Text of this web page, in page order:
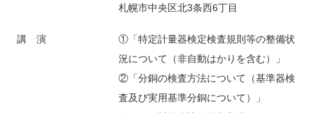
札幌市中央区北3条西6丁目
講 演
①「特定計量器検定検査規則等の整備状
況について（非自動はかりを含む）」
②「分銅の検査方法について（基準器検
査及び実用基準分銅について）」